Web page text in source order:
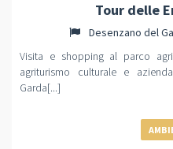
Tour delle
Desenzano del
Visita e shopping al parco
agriturismo culturale e
Garda[...]